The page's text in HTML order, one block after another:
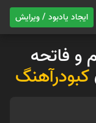
ایجاد یادبود / ویرایش
و فاتحه
کبودرآهنگ